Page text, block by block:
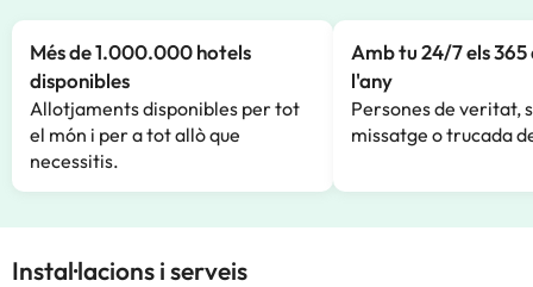
Més de 1.000.000 hotels
disponibles
Allotjaments disponibles per tot
el món i per a tot allò que
necessitis.
Amb tu 24/7 els 365
l'any
Persones de veritat,
missatge o trucada
Instal·lacions i serveis